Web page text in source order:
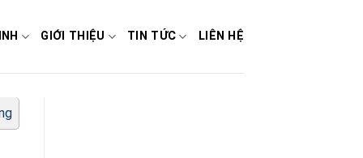
GIỚI THIỆU TIN TỨC LIÊN HỆ